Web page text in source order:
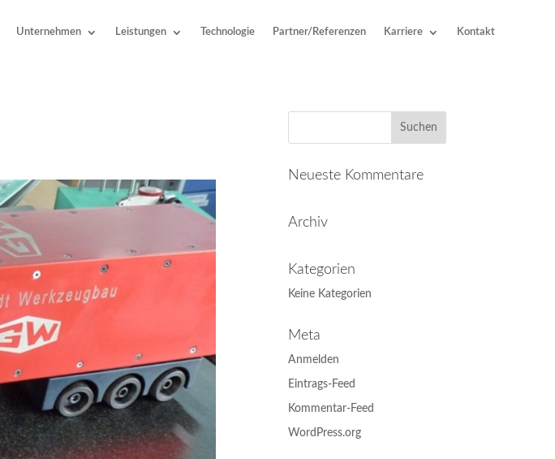
Unternehmen Leistungen Technologie Partner/Referenzen Karriere Kontakt
Neueste Kommentare
Archiv
Kategorien
Keine Kategorien
Meta
Anmelden
Eintrags-Feed
Kommentar-Feed
WordPress.org